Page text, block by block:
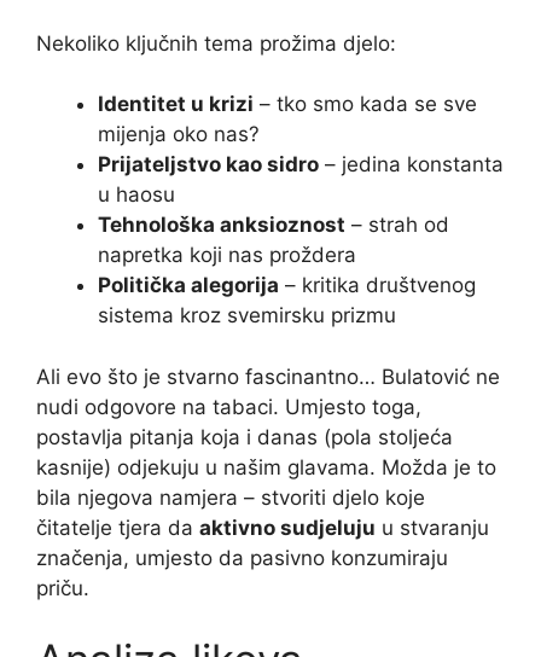
Nekoliko ključnih tema prožima djelo:
Identitet u krizi – tko smo kada se sve
mijenja oko nas?
Prijateljstvo kao sidro – jedina konstanta
u haosu
Tehnološka anksioznost – strah od
napretka koji nas proždera
Politička alegorija – kritika društvenog
sistema kroz svemirsku prizmu
Ali evo što je stvarno fascinantno… Bulatović ne
nudi odgovore na tabaci. Umjesto toga,
postavlja pitanja koja i danas (pola stoljeća
kasnije) odjekuju u našim glavama. Možda je to
bila njegova namjera – stvoriti djelo koje
čitatelje tjera da aktivno sudjeluju u stvaranju
značenja, umjesto da pasivno konzumiraju
priču.